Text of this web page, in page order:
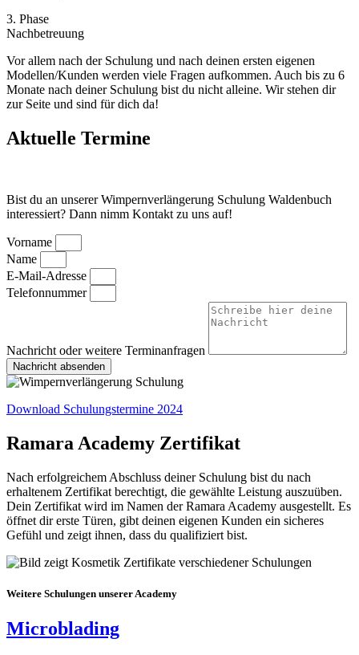
3. Phase
Nachbetreuung
Vor allem nach der Schulung und nach deinen ersten eigenen
Modellen/Kunden werden viele Fragen aufkommen. Auch bis zu 6
Monate nach deiner Schulung bist du nicht alleine. Wir stehen dir
zur Seite und sind für dich da!
Aktuelle Termine
Bist du an unserer Wimpernverlängerung Schulung Waldenbuch
interessiert? Dann nimm Kontakt zu uns auf!
Vorname
Name
E-Mail-Adresse
Telefonnummer
Nachricht oder weitere Terminanfragen
Nachricht absenden
Download Schulungstermine 2024
Ramara Academy Zertifikat
Nach erfolgreichem Abschluss deiner Schulung bist du nach
erhaltenem Zertifikat berechtigt, die gewählte Leistung auszuüben.
Dein Zertifikat wird im Namen der Ramara Academy ausgestellt. Es
öffnet dir erste Türen, gibt deinen eigenen Kunden ein sicheres
Gefühl und zeigt ihnen, dass du qualifiziert bist.
Weitere Schulungen unserer Academy
Microblading